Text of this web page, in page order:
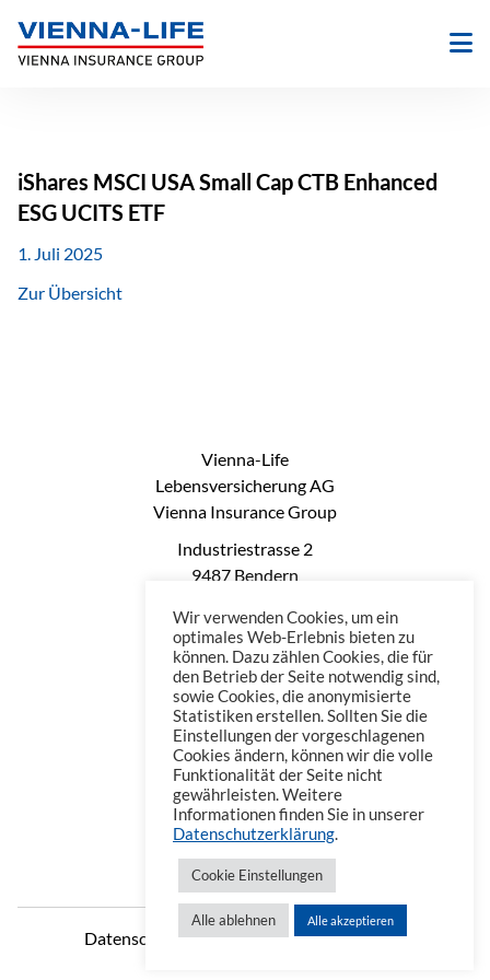
Inhalt
springen
iShares MSCI USA Small Cap CTB Enhanced
ESG UCITS ETF
1. Juli 2025
Zur Übersicht
Vienna-Life
Lebensversicherung AG
Vienna Insurance Group
Industriestrasse 2
9487 Bendern
Phone: +423 235 0660
Telefax: +423 235 0669
Mail: office@vienna-life.li
Datenschutzerklärung Impressum
Wir verwenden Cookies, um ein
optimales Web-Erlebnis bieten zu
können. Dazu zählen Cookies, die für
den Betrieb der Seite notwendig sind,
sowie Cookies, die anonymisierte
Statistiken erstellen. Sollten Sie die
Einstellungen der vorgeschlagenen
Cookies ändern, können wir die volle
Funktionalität der Seite nicht
gewährleisten. Weitere
Informationen finden Sie in unserer
Datenschutzerklärung.
Cookie Einstellungen
Alle ablehnen Alle akzeptieren